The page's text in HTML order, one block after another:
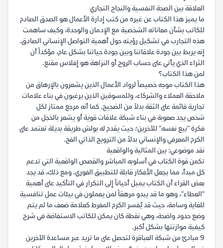
العلاقة بين الصحة النفسية والنجاح التجاري
ما يميز هذا الكتاب عن غيره من كتب إدارة الأعمال هو الصدق الصادم
للكاتب بشأن معاناته الشخصية مع الإدمان والوحدة، وكيف ساهمت
هذه التجارب في تشكيل رؤيته حول أهمية التواصل الإنساني الصادق.
إنه يربط بين جودة علاقاتنا وبين جودة حياتنا بشكل عام، مؤكداً أن
الثراء الذي يأتي على حساب الروح أو النزاهة هو إفلاس مقنع.
لمن هذا الكتاب؟
هذا الكتاب موجه خصيصاً لرواد الأعمال الذين يشعرون بالإرهاق من
ملاحقة العملاء والشركاء، وللمسوقين الذين يرغبون في بناء علامات
تجارية قائمة على الثقة بدلاً من الضجيج. كما أنه مرجع ممتاز لكل
شخص يجد صعوبة في بناء شبكة علاقات قوية أو يشعر بالخجل من
فكرة "بيع نفسه" للآخرين؛ حيث يقدم له بولش طريقة بديلة تعتمد على
الكرم المعرفي والإنساني بدلاً من الترويج الذاتي الفج.
نقد موضوعي: بين المثالية والواقعية
تكمن قوة الكتاب في أسلوبه المباشر والقصص الواقعية التي تدعم
كل مبدأ، مما يجعل الأفكار قابلة للتطبيق الفوري. ومع ذلك، قد يجد
بعض القراء أن الكتاب يميل أحياناً إلى التكرار في التأكيد على أهمية
"العطاء"، وهو ما قد يبدو مرهقاً لمن يعملون في بيئات عمل تنافسية
للغاية وسامة، حيث قد يُفسر الكرم المفرط كعلامة ضعف ما لم يتم
وضع حدود واضحة، وهي نقطة كان يمكن للكاتب الاستفاضة في شرح
كيفية موازنتها بشكل أكبر.
9 مبادئ من شبكة العباقرة لتحصل على ما تريد عبر مساعدة الآخرين